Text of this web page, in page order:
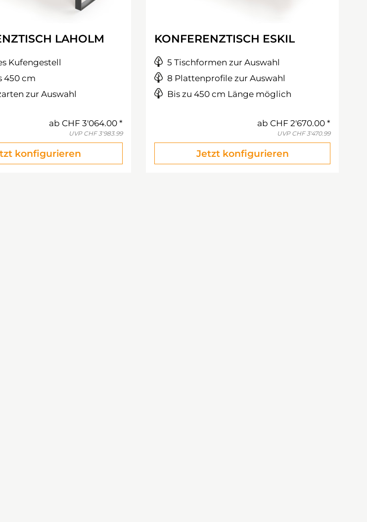
LAHOLM
Kufengestell
450 cm
zur Auswahl
ab CHF 3'064.00
UVP CHF 3'983.99
konfigurieren
KONFERENZTISCH ESKIL
5 Tischformen zur Auswahl
8 Plattenprofile zur Auswahl
Bis zu 450 cm Länge möglich
ab CHF 2'670.00
UVP CHF 3'470.99
Jetzt konfigurieren